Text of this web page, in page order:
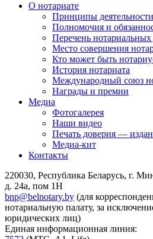
О нотариате
Принципы
Полномочия и
Перечень нотариальных
Место совершения
Кто может быть
История нотариата
Международный союз
Награды и премии
Медиа
Фотогалерея
Наши видео
Печать доверия —
Медиа-кит
Контакты
220030, Республика Беларусь, г.
д. 24а, пом 1Н
bnp@belnotary.by (для
нотариальную палату, за
юридических лиц)
Единая информационная линия: